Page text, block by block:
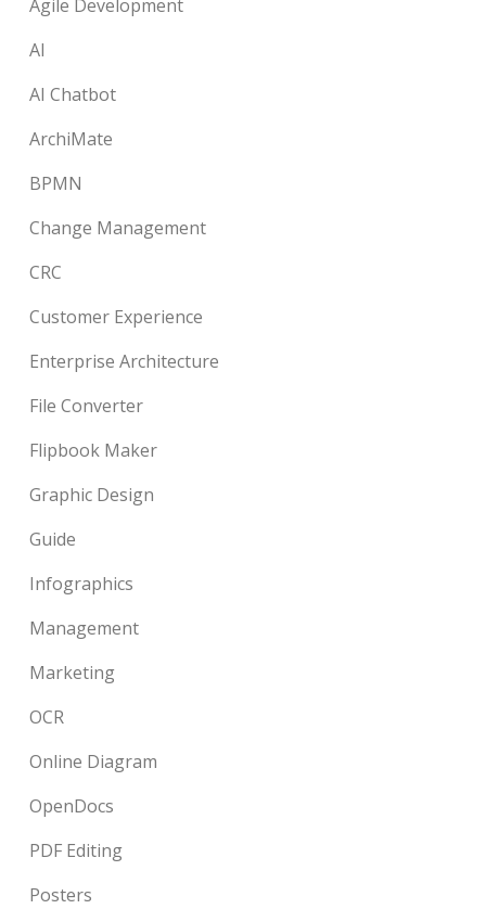
Agile Development
AI
AI Chatbot
ArchiMate
BPMN
Change Management
CRC
Customer Experience
Enterprise Architecture
File Converter
Flipbook Maker
Graphic Design
Guide
Infographics
Management
Marketing
OCR
Online Diagram
OpenDocs
PDF Editing
Posters